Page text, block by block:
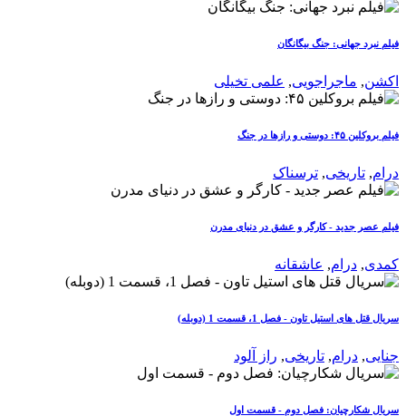
فیلم نبرد جهانی: جنگ بیگانگان
اکشن, ماجراجویی, علمی تخیلی
فیلم بروکلین ۴۵: دوستی و رازها در جنگ
درام, تاریخی, ترسناک
فیلم عصر جدید - کارگر و عشق در دنیای مدرن
کمدی, درام, عاشقانه
سریال قتل های استیل تاون - فصل 1، قسمت 1 (دوبله)
جنایی, درام, تاریخی, راز آلود
سریال شکارچیان: فصل دوم - قسمت اول